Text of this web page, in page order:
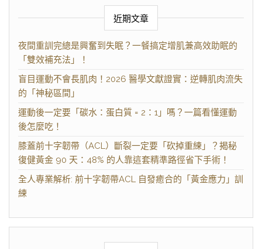
近期文章
夜間重訓完總是興奮到失眠？一餐搞定增肌兼高效助眠的
「雙效補充法」！
盲目運動不會長肌肉！2026 醫學文獻證實：逆轉肌肉流失
的「神秘區間」
運動後一定要「碳水：蛋白質 = 2：1」嗎？一篇看懂運動
後怎麼吃！
膝蓋前十字韌帶（ACL）斷裂一定要「砍掉重練」？揭秘
復健黃金 90 天：48% 的人靠這套精準路徑省下手術！
全人專業解析: 前十字韌帶ACL 自發癒合的「黃金應力」訓
練